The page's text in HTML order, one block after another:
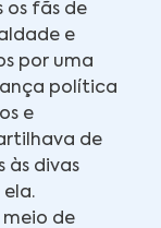
os fãs de
e
por uma
política
e
de
às divas
ela.
meio de